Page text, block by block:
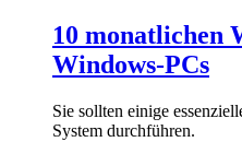
10 monatlichen
Windows-PCs
Sie sollten einige
System durchführen.